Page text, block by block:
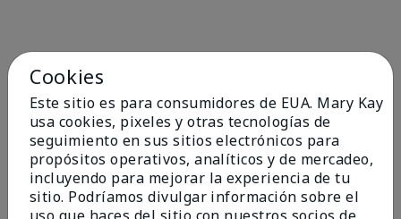
Antes y después
Antes
Después
Antes
Después
Cookies
Este sitio es para consumidores de EUA. Mary Kay
usa cookies, pixeles y otras tecnologías de
seguimiento en sus sitios electrónicos para
propósitos operativos, analíticos y de mercadeo,
incluyendo para mejorar la experiencia de tu
sitio. Podríamos divulgar información sobre el